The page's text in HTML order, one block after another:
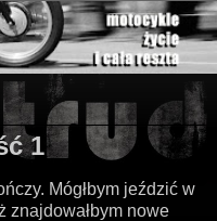
1
Mógłbym jeździć w
znajdowałbym nowe